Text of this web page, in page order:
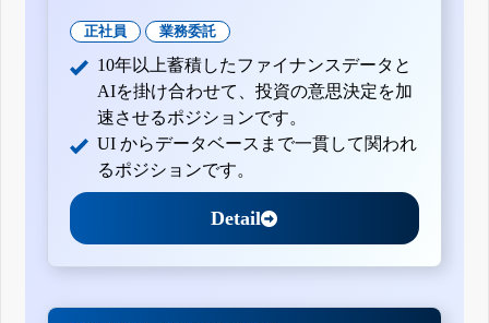
正社員 業務委託
10年以上蓄積したファイナンスデータと
AIを掛け合わせて、投資の意思決定を加
速させるポジションです。
UI からデータベースまで一貫して関われ
るポジションです。
Detail